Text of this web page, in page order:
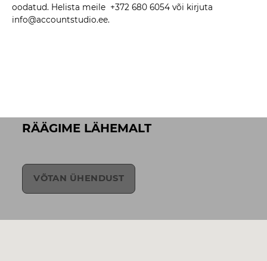
oodatud. Helista meile +372 680 6054 või kirjuta
info@accountstudio.ee.
RÄÄGIME LÄHEMALT
VÕTAN ÜHENDUST